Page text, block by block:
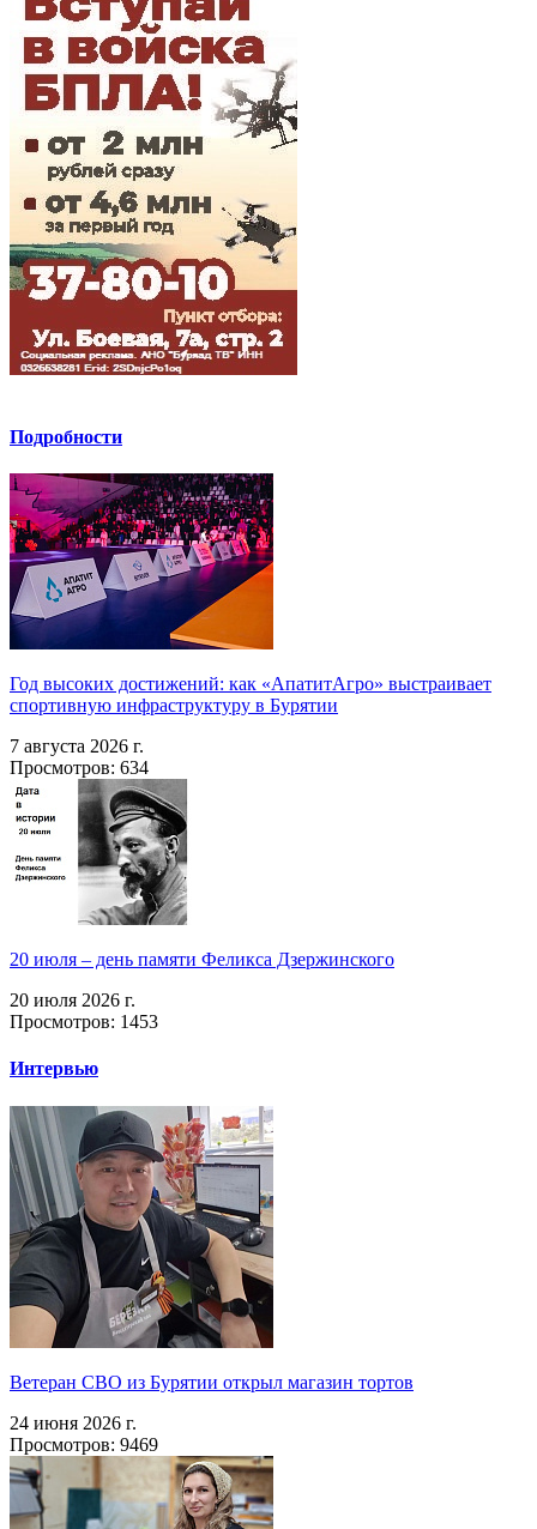
Подробности
Год высоких достижений: как «АпатитАгро» выстраивает
спортивную инфраструктуру в Бурятии
7 августа 2026 г.
Просмотров: 634
20 июля – день памяти Феликса Дзержинского
20 июля 2026 г.
Просмотров: 1453
Интервью
Ветеран СВО из Бурятии открыл магазин тортов
24 июня 2026 г.
Просмотров: 9469